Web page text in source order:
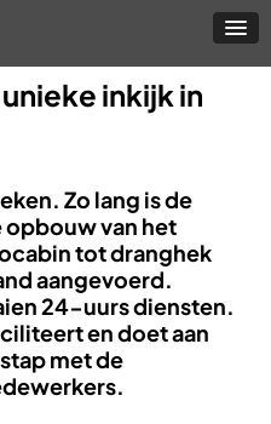
inkijk in
Zo lang is de
van het
tot dranghek
aangevoerd.
24-uurs diensten.
en doet aan
met de